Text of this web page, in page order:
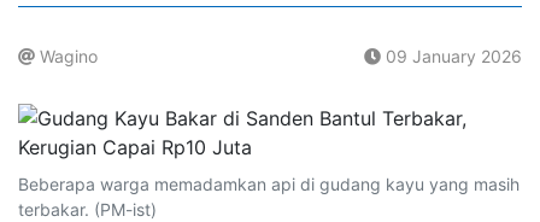
Wagino 09 January 2026
Beberapa warga memadamkan api di gudang kayu yang masih
terbakar. (PM-ist)